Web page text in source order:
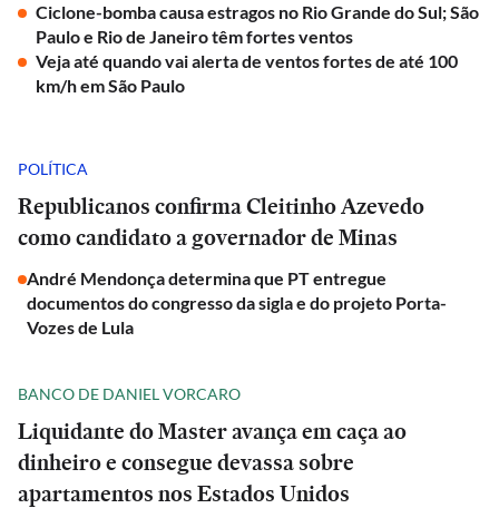
Ciclone-bomba causa estragos no Rio Grande do Sul; São
Paulo e Rio de Janeiro têm fortes ventos
Veja até quando vai alerta de ventos fortes de até 100
km/h em São Paulo
POLÍTICA
Republicanos confirma Cleitinho Azevedo
como candidato a governador de Minas
André Mendonça determina que PT entregue
documentos do congresso da sigla e do projeto Porta-
Vozes de Lula
BANCO DE DANIEL VORCARO
Liquidante do Master avança em caça ao
dinheiro e consegue devassa sobre
apartamentos nos Estados Unidos